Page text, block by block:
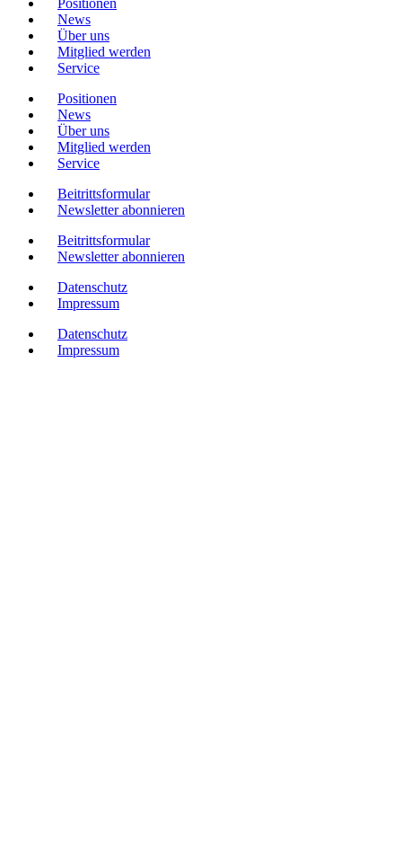
Positionen
News
Über uns
Mitglied werden
Service
Positionen
News
Über uns
Mitglied werden
Service
Beitrittsformular
Newsletter abonnieren
Beitrittsformular
Newsletter abonnieren
Datenschutz
Impressum
Datenschutz
Impressum